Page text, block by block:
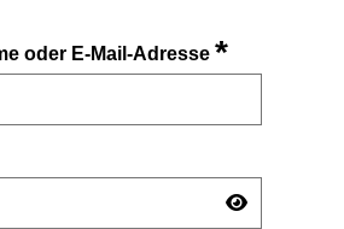
oder E-Mail-Adresse*